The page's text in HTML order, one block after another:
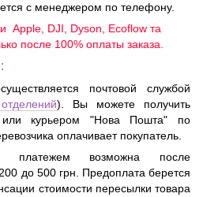
с менеджером по телефону.
Apple, DJI, Dyson, Ecoflow та
после 100% оплаты заказа.
почтовой службой
). Вы можете получить
или курьером "Нова Пошта" по
оплачивает покупатель.
платежем возможна после
до 500 грн. Предоплата берется
стоимости пересылки товара